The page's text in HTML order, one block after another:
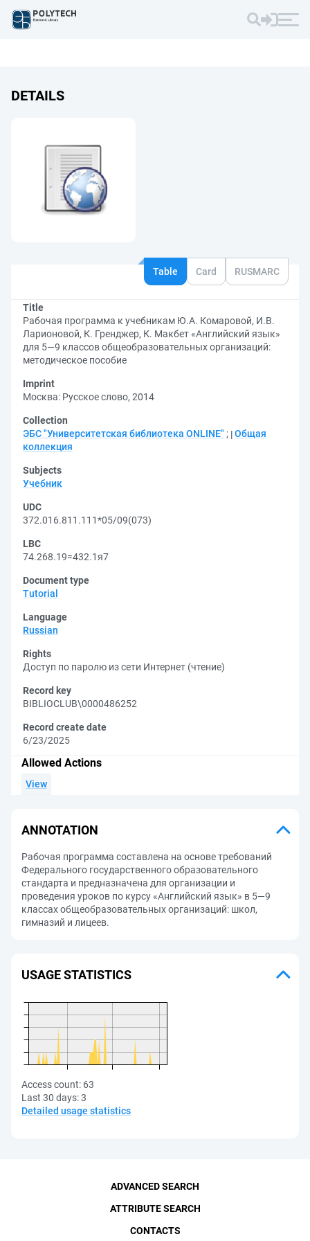
DETAILS
Table Card RUSMARC
Title
Рабочая программа к учебникам Ю.А. Комаровой, И.В.
Ларионовой, К. Гренджер, К. Макбет «Английский язык»
для 5—9 классов общеобразовательных организаций:
методическое пособие
Imprint
Москва: Русское слово, 2014
Collection
ЭБС "Университетская библиотека ONLINE" ; Общая
коллекция
Subjects
Учебник
UDC
372.016.811.111*05/09(073)
LBC
74.268.19=432.1я7
Document type
Tutorial
Language
Russian
Rights
Доступ по паролю из сети Интернет (чтение)
Record key
BIBLIOCLUB\0000486252
Record create date
6/23/2025
Allowed Actions
View
ANNOTATION
Рабочая программа составлена на основе требований
Федерального государственного образовательного
стандарта и предназначена для организации и
проведения уроков по курсу «Английский язык» в 5—9
классах общеобразовательных организаций: школ,
гимназий и лицеев.
USAGE STATISTICS
Access count: 63
Last 30 days:3
Detailed usage statistics
ADVANCED SEARCH
ATTRIBUTE SEARCH
CONTACTS